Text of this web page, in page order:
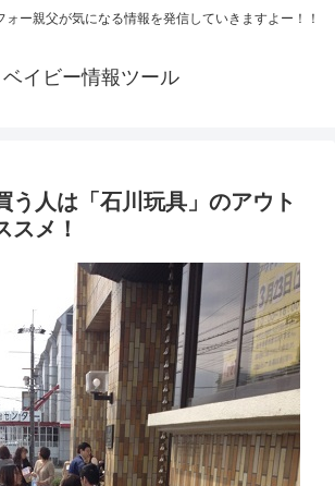
ー親父が気になる情報を発信していきますよー！！
ベイビー情報ツール
う人は「石川玩具」のアウト
スメ！